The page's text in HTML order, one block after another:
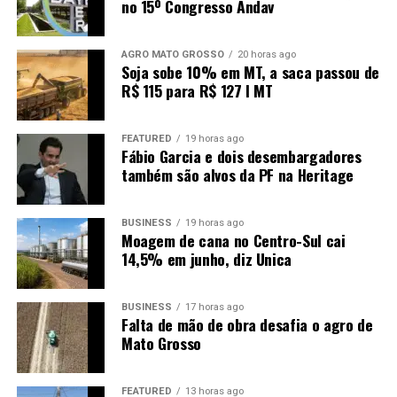
Hospital Regional de Sorriso – 75%
Hospital Regional de Sinop – 80%
no 15º Congresso Andav
AGRO MATO GROSSO 20 horas ago
Soja sobe 10% em MT, a saca passou de
R$ 115 para R$ 127 I MT
FEATURED 19 horas ago
Fábio Garcia e dois desembargadores
também são alvos da PF na Heritage
BUSINESS 19 horas ago
Moagem de cana no Centro-Sul cai
14,5% em junho, diz Unica
BUSINESS 17 horas ago
Falta de mão de obra desafia o agro de
Mato Grosso
FEATURED 13 horas ago